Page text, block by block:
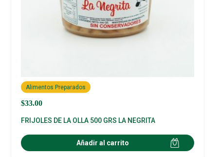
$33.00
Alimentos Preparados
FRIJOLES DE LA OLLA 500 GRS LA NEGRITA
Añadir al carrito